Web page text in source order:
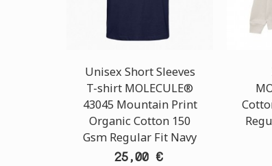
Unisex Short Sleeves
T-shirt MOLECULE®
43045 Mountain Print
Organic Cotton 150
Gsm Regular Fit Navy
25,00 €